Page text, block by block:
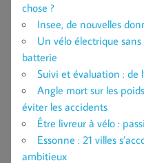
chose ?
Insee, de nouvelles
Un vélo électrique
batterie
Suivi et évaluation : de
Angle mort sur les
éviter les accidents
Être livreur à vélo :
Essonne : 21 villes
ambitieux